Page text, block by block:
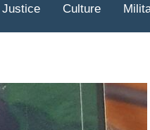
Justice Culture